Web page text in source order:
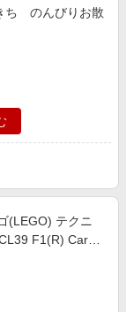
ち のんびりお散
(LEGO) テクニ
F1(R) Car